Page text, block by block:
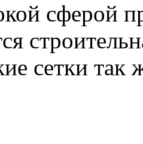
сферой
сетки так